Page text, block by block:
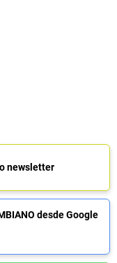
newsletter
desde Google